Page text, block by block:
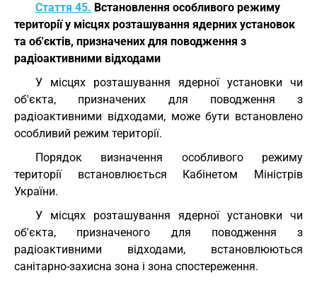
Стаття 45. Встановлення особливого режиму
території у місцях розташування ядерних установок
та об'єктів, призначених для поводження з
радіоактивними відходами
У місцях розташування ядерної установки чи
об'єкта, призначених для поводження з
радіоактивними відходами, може бути встановлено
особливий режим території.
Порядок визначення особливого режиму
території встановлюється Кабінетом Міністрів
України.
У місцях розташування ядерної установки чи
об'єкта, призначеного для поводження з
радіоактивними відходами, встановлюються
санітарно-захисна зона і зона спостереження.